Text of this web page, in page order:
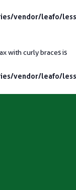
vendor/leafo/
with curly braces is
vendor/leafo/